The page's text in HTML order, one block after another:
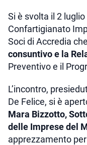
Si è svolta il 2
Confartigianato
Soci di Accredia
consuntivo e la
Preventivo e il
L’incontro,
De Felice, si è
Mara Bizzotto,
delle Imprese del
apprezzamento